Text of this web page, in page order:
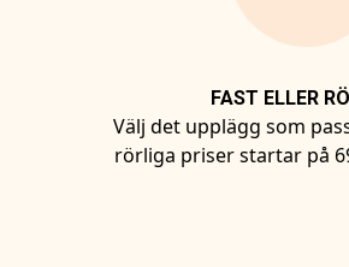
FAST ELLER
Välj det upplägg som
rörliga priser startar på